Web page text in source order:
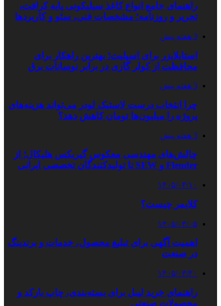
راهنمای جامع انواع کاغذ سیلیکونی پایه کرافت،
تحریر و روزنامه؛ مشخصات فنی، سئو و کاربردها
3 هفته پیش
استابلایزر برای اسپلیت؛ بهترین راهکار برای
محافظت از کولر گازی در برابر نوسانات برق
3 هفته پیش
چرا انتخاب درست لاستیک لودر می‌تواند هزینه‌های
پروژه را میلیون‌ها تومان کاهش دهد؟
3 هفته پیش
چالش‌های مهندسی معکوس گیربکس هلیکال؛ از
Flender و SEW تا تولیدکنندگان تخصصی ایرانی
۱۴۰۵/۰۴/۱۰
کلایمر چیست؟
۱۴۰۵/۰۴/۰۵
اهمیت آگهی برای تبلیغ محصول، خدمات و برندینگ
در صنعت
۱۴۰۵/۰۳/۳۰
راهنمای خرید لیبل برای بسته‌بندی، چاپ بارکد و
محصولات صنعتی